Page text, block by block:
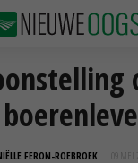
FERON-ROEBROEK 09